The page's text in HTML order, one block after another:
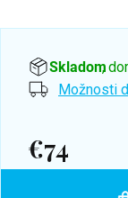
Skladom,
Možnosti
€74
Jednotková